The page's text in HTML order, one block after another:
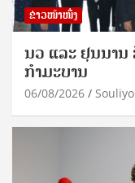
ຂ່າວໜ້າໜຶ່ງ
ນວ ແລະ ຢຸນນານ
ກຳມະບານ
06/08/2026